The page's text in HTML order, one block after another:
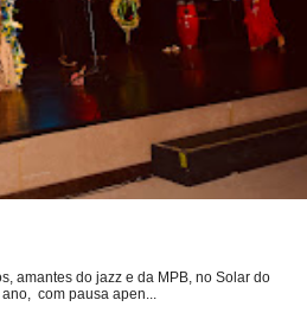
amantes do jazz e da MPB, no Solar do
com pausa apen...